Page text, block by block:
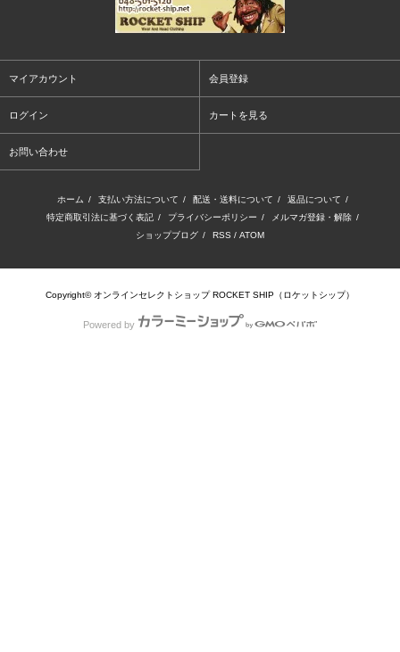
マイアカウント 会員登録
ログイン カートを見る
お問い合わせ
ホーム / 支払い方法について / 配送・送料について / 返品について /
特定商取引法に基づく表記 / プライバシーポリシー / メルマガ登録・解除 /
ショップブログ / RSS / ATOM
Copyright© オンラインセレクトショップ ROCKET SHIP（ロケットシップ）
Powered by